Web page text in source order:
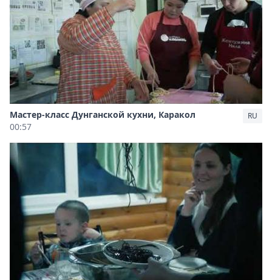
Мастер-класс Дунганской кухни, Каракол
00:57
RU